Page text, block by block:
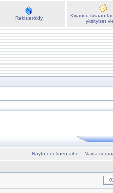
Rekisteröidy
Kirjaudu sisään
yksityiset
Näytä edellinen aihe :: Näytä